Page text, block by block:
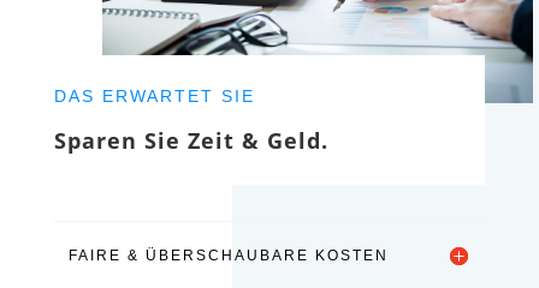
DAS ERWARTET SIE
Sparen Sie Zeit & Geld.
FAIRE & ÜBERSCHAUBARE KOSTEN